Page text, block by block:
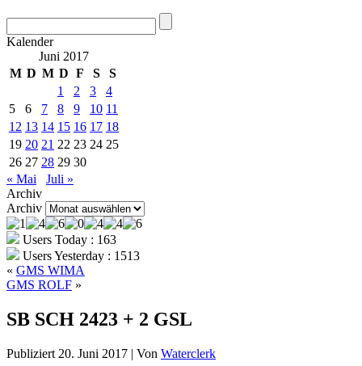
Kalender
Juni 2017
M D M D F S
S
1
2 3
4
5
6 7 8 9 10 11
12 13 14 15 16 17 18
19 20 21 22 23 24 25
26 27 28 29 30
« Mai
Juli »
Archiv
Archiv
Users Today : 163
Users Yesterday : 1513
« GMS WIMA
GMS ROLF »
SB SCH 2423 + 2 GSL
Publiziert 20. Juni 2017 | Von Waterclerk